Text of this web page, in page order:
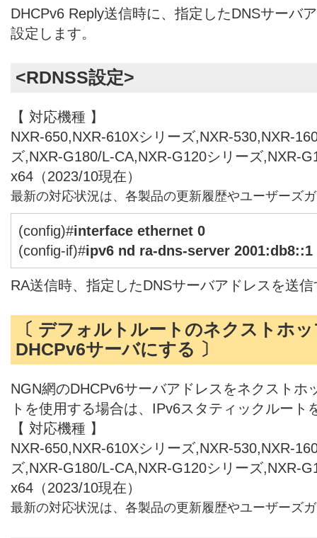
DHCPv6 Reply送信時に、指定したDNSサーバ
設定します。
<RDNSS設定>
【 対応機種 】
NXR-650,NXR-610Xシリーズ,NXR-530,NXR-
ズ,NXR-G180/L-CA,NXR-G120シリーズ,NXR-
x64（2023/10現在）
最新の対応状況は、各製品の更新履歴やユーザーズ
(config)#interface ethernet 0
(config-if)#ipv6 nd ra-dns-server 2001:db8::1
RA送信時、指定したDNSサーバアドレスを送
〔 デフォルトルートのネクストホ
DHCPv6サーバにする 〕
NGN網のDHCPv6サーバアドレスをネクストホ
トを使用する場合は、IPv6スタティックルート
【 対応機種 】
NXR-650,NXR-610Xシリーズ,NXR-530,NXR-
ズ,NXR-G180/L-CA,NXR-G120シリーズ,NXR-
x64（2023/10現在）
最新の対応状況は、各製品の更新履歴やユーザーズ